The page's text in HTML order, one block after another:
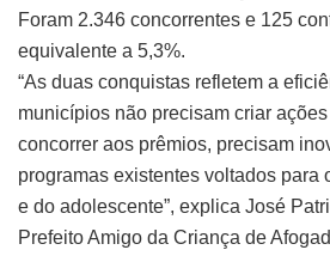
Foram 2.346 concorrentes e 125
equivalente a 5,3%.
“As duas conquistas refletem a
municípios não precisam criar
concorrer aos prêmios, precisam
programas existentes voltados para
e do adolescente”, explica José
Prefeito Amigo da Criança de